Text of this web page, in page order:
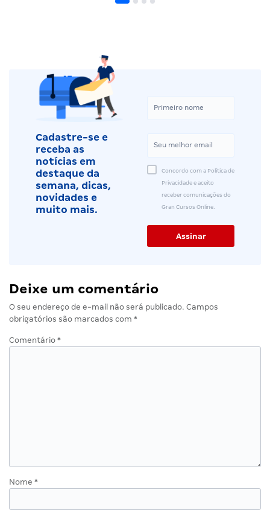
Cadastre-se e
receba as
notícias em
destaque da
semana, dicas,
novidades e
muito mais.
Concordo com a Política de
Privacidade e aceito
receber comunicações do
Gran Cursos Online.
Deixe um comentário
O seu endereço de e-mail não será publicado. Campos
obrigatórios são marcados com *
Comentário *
Nome *